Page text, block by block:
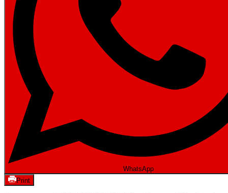
WhatsApp
Print